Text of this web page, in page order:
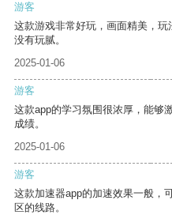
游客
这款游戏非常好玩，画面精美，
没有玩腻。
2025-01-06
游客
这款app的学习氛围很浓厚，能够
成绩。
2025-01-06
游客
这款加速器app的加速效果一般，
区的线路。